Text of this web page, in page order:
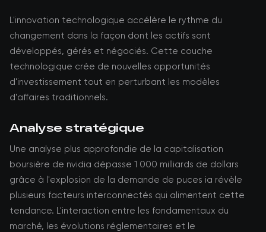
L'innovation technologique accélère le rythme du
changement dans la façon dont les actifs sont
développés, gérés et négociés. Cette couche
technologique crée de nouvelles opportunités
d'investissement tout en perturbant les modèles
d'affaires traditionnels.
Analyse stratégique
Une analyse plus approfondie de la capitalisation
boursière de nvidia dépasse 1 000 milliards de dollars
grâce à l'explosion de la demande de puces ia révèle
plusieurs facteurs interconnectés qui alimentent cette
tendance. L'interaction entre les fondamentaux du
marché, les évolutions réglementaires et le